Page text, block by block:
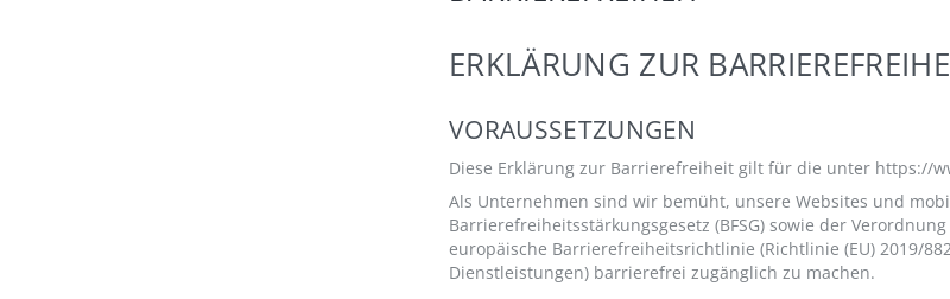
ERKLÄRUNG ZUR
VORAUSSETZUNGEN
Diese Erklärung zur Barrierefreiheit gilt für die unter https://
Als Unternehmen sind wir bemüht, unsere Websites und
Barrierefreiheitsstärkungsgesetz (BFSG) sowie der
europäische Barrierefreiheitsrichtlinie (Richtlinie (EU) 2019/
Dienstleistungen) barrierefrei zugänglich zu machen.